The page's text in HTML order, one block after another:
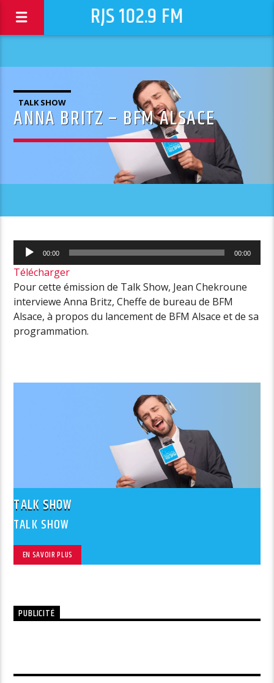
RJS 102.9 FM
TALK SHOW
ANNA BRITZ – BFM ALSACE
Lecteur
audio
00:00 00:00
Télécharger
Pour cette émission de Talk Show, Jean Chekroune
interviewe Anna Britz, Cheffe de bureau de BFM
Alsace, à propos du lancement de BFM Alsace et de sa
programmation.
TALK SHOW
TALK SHOW
EN SAVOIR PLUS
PUBLICITÉ